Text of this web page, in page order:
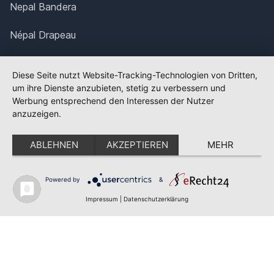
Nepal Bandera
Népal Drapeau
Nepal Flaga
Nepal Bandeira
Nepal Vlag
Nepal Flagga
Diese Seite nutzt Website-Tracking-Technologien von Dritten,
um ihre Dienste anzubieten, stetig zu verbessern und
Werbung entsprechend den Interessen der Nutzer
anzuzeigen.
ABLEHNEN AKZEPTIEREN MEHR
Powered by &
Impressum Datenschutzerklärung